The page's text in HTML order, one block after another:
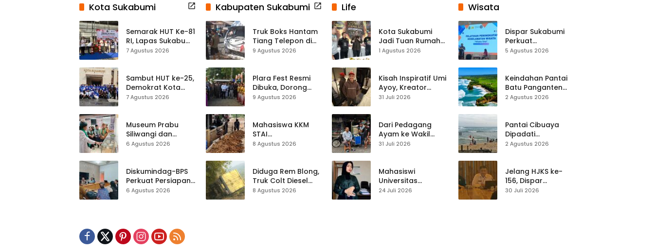
Kota Sukabumi
Semarak HUT Ke-81
RI, Lapas Sukabumi
Resmi Gelar Pekan
7 Agustus 2026
Sambut HUT ke-25,
Demokrat Kota
Sukabumi
ASRI Lewat Aksi
Bersih Masjid
Agung
7 Agustus 2026
Museum Prabu
Siliwangi dan
Museum Keramik
Hampir 500 Koleksi
Dipisahkan
6 Agustus 2026
Diskumindag-BPS
Perkuat Persiapan
Sensus Ekonomi,
6 Agustus 2026
Kabupaten Sukabumi
Truk Boks Hantam
Tiang Telepon di
Jampangkulon,
Sama
9 Agustus 2026
Plara Fest Resmi
Dibuka, Dorong
Pariwisata dan
9 Agustus 2026
Mahasiswa KKM
STAI
Palabuhanratu
Jalan Majelis Ta’lim
di Sagaranten
8 Agustus 2026
Diduga Rem Blong,
Truk Colt Diesel
Terperosok di Jalur
8 Agustus 2026
Life
Kota Sukabumi
Jadi Tuan Rumah
Kontes Batu Akik
1 Agustus 2026
Kisah Inspiratif Umi
Ayoy, Kreator
TikTok Asal
Live Streaming
31 Juli 2026
Dari Pedagang
Ayam ke Wakil
Ketua DPRD, H.
Pasar Cisaat
31 Juli 2026
Mahasiswi
Universitas
Muhammadiyah
24 Juli 2026
Wisata
Dispar Sukabumi
Perkuat
Keselamatan
Mitigasi hingga
Teknik Evakuasi
5 Agustus 2026
Keindahan Pantai
Batu Panganten
Mulai Dilirik
2 Agustus 2026
Pantai Cibuaya
Dipadati
Wisatawan,
Waspada
2 Agustus 2026
Jelang HJKS ke-
156, Dispar
Kabupaten
30 Juli 2026